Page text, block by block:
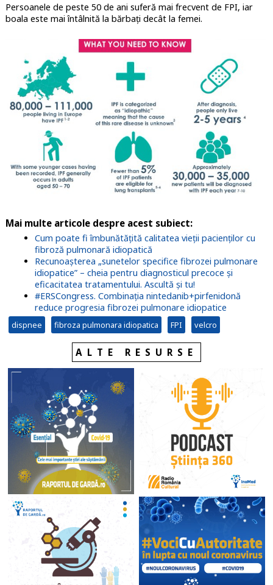
Persoanele de peste 50 de ani suferă mai frecvent de FPI, iar
boala este mai întâlnită la bărbați decât la femei.
Mai multe articole despre acest subiect:
Cum poate fi îmbunătățită calitatea vieții pacienților cu
fibroză pulmonară idiopatică
Recunoașterea „sunetelor specifice fibrozei pulmonare
idiopatice” – cheia pentru diagnosticul precoce și
eficacitatea tratamentului. Ascultă și tu!
#ERSCongress. Combinația nintedanib+pirfenidonă
reduce progresia fibrozei pulmonare idiopatice
dispnee fibroza pulmonara idiopatica FPI velcro
ALTE RESURSE